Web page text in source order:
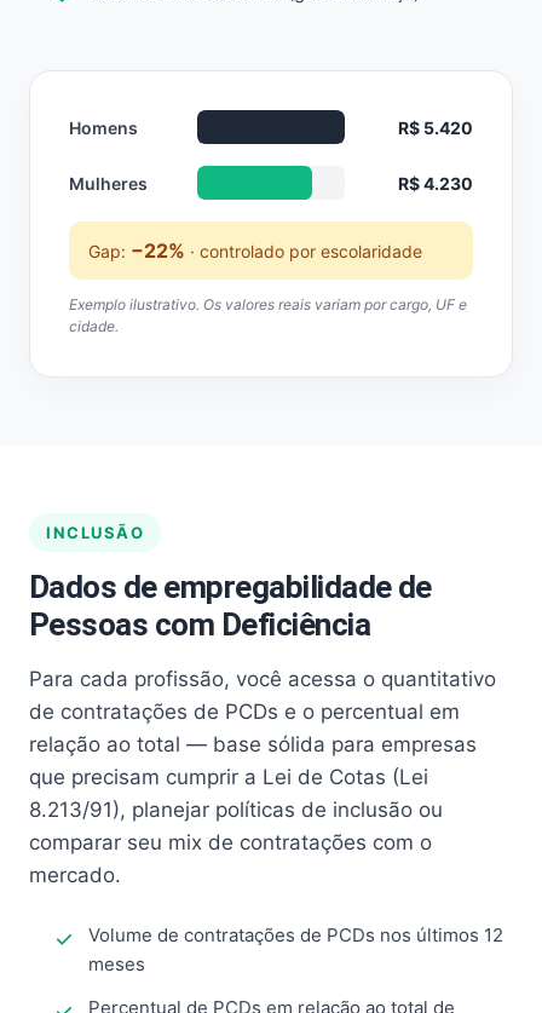
Homens R$ 5.420
Mulheres R$ 4.230
Gap: −22% · controlado por escolaridade
Exemplo ilustrativo. Os valores reais variam por cargo, UF e
cidade.
INCLUSÃO
Dados de empregabilidade de
Pessoas com Deficiência
Para cada profissão, você acessa o quantitativo
de contratações de PCDs e o percentual em
relação ao total — base sólida para empresas
que precisam cumprir a Lei de Cotas (Lei
8.213/91), planejar políticas de inclusão ou
comparar seu mix de contratações com o
mercado.
Volume de contratações de PCDs nos últimos 12
meses
Percentual de PCDs em relação ao total de